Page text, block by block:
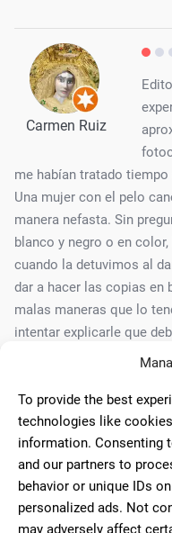
To provide the best
technologies like
information. Consenting
and our partners to
behavior or unique IDs
personalized ads. Not
may adversely affect
Carmen Ruiz
me habían tratado
Una mujer con el pelo
manera nefasta. Sin
blanco y negro o en
cuando la detuvimos al
dar a hacer las copias en
malas maneras que lo
intentar explicarle que
copias, ella nos trató de
incorrectas también, por